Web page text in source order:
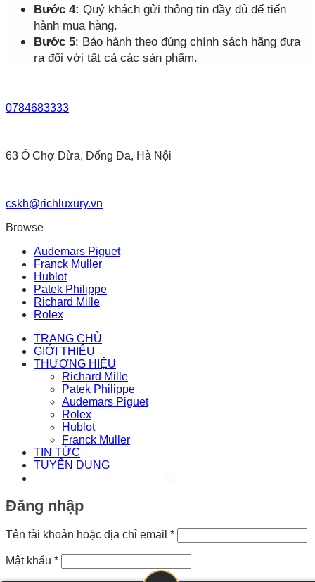
Bước 4: Quý khách gửi thông tin đầy đủ để tiến
hành mua hàng.
Bước 5: Bảo hành theo đúng chính sách hãng đưa
ra đối với tất cả các sản phẩm.
0784683333
63 Ô Chợ Dừa, Đống Đa, Hà Nội
cskh@richluxury.vn
Browse
Audemars Piguet
Franck Muller
Hublot
Patek Philippe
Richard Mille
Rolex
TRANG CHỦ
GIỚI THIỆU
THƯƠNG HIỆU
Richard Mille
Patek Philippe
Audemars Piguet
Rolex
Hublot
Franck Muller
TIN TỨC
TUYỂN DỤNG
Đăng nhập
Tên tài khoản hoặc địa chỉ email *Bắt
buộc
Mật khẩu *Bắt
buộc